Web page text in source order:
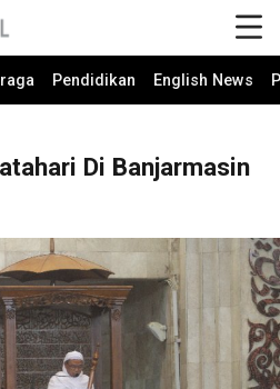
Pendidikan English News
Di Banjarmasin